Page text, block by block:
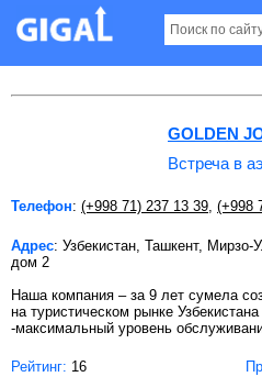
Встреча в аэропорту в
GOLDEN
Встреча в
Телефон: (+998 71) 237 13 39 (+998
Адрес: Узбекистан, Ташкент, Мирзо-
дом 2
Наша компания – за 9 лет сумела
на туристическом рынке
-максимальный уровень
Рейтинг: 16